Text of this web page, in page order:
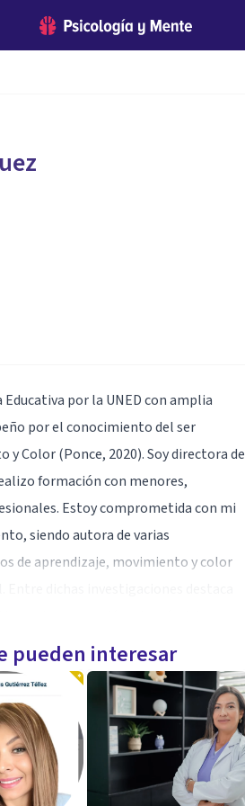
Educativa por la UNED con amplia
por el conocimiento del ser
Color (Ponce, 2020). Soy directora de
formación con menores,
Estoy comprometida con mi
siendo autora de varias
de aprendizaje, movimiento y color
En la actualidad profesora de
La Mancha.
al mundo artístico profesional. Pero
en el mundo de la psicología,
pueden interesar